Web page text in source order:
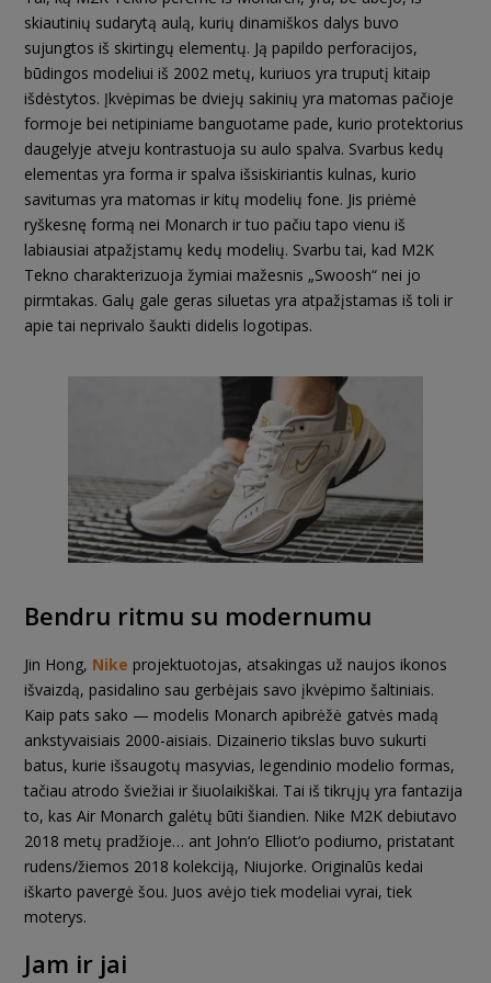
skiautinių sudarytą aulą, kurių dinamiškos dalys buvo
sujungtos iš skirtingų elementų. Ją papildo perforacijos,
būdingos modeliui iš 2002 metų, kuriuos yra truputį kitaip
išdėstytos. Įkvėpimas be dviejų sakinių yra matomas pačioje
formoje bei netipiniame banguotame pade, kurio protektorius
daugelyje atveju kontrastuoja su aulo spalva. Svarbus kedų
elementas yra forma ir spalva išsiskiriantis kulnas, kurio
savitumas yra matomas ir kitų modelių fone. Jis priėmė
ryškesnę formą nei Monarch ir tuo pačiu tapo vienu iš
labiausiai atpažįstamų kedų modelių. Svarbu tai, kad M2K
Tekno charakterizuoja žymiai mažesnis „Swoosh“ nei jo
pirmtakas. Galų gale geras siluetas yra atpažįstamas iš toli ir
apie tai neprivalo šaukti didelis logotipas.
Bendru ritmu su modernumu
Jin Hong, Nike projektuotojas, atsakingas už naujos ikonos
išvaizdą, pasidalino sau gerbėjais savo įkvėpimo šaltiniais.
Kaip pats sako — modelis Monarch apibrėžė gatvės madą
ankstyvaisiais 2000-aisiais. Dizainerio tikslas buvo sukurti
batus, kurie išsaugotų masyvias, legendinio modelio formas,
tačiau atrodo šviežiai ir šiuolaikiškai. Tai iš tikrųjų yra fantazija
to, kas Air Monarch galėtų būti šiandien. Nike M2K debiutavo
2018 metų pradžioje… ant John‘o Elliot‘o podiumo, pristatant
rudens/žiemos 2018 kolekciją, Niujorke. Originalūs kedai
iškarto pavergė šou. Juos avėjo tiek modeliai vyrai, tiek
moterys.
Jam ir jai